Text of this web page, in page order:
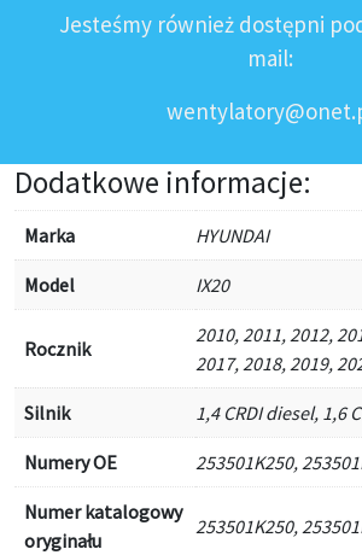
Jesteśmy również dostępni
mail:
Dodatkowe informacje:
Marka HYUNDAI
Model IX20
Rocznik
2010, 2011, 2012,
2017, 2018, 2019,
Silnik 1,4 CRDI diesel, 1,6
Numery OE 253501K250,
Numer katalogowy
oryginału
253501K250,